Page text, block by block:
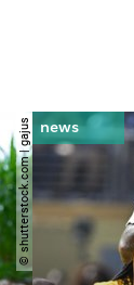
© shutterstock.com | gajus